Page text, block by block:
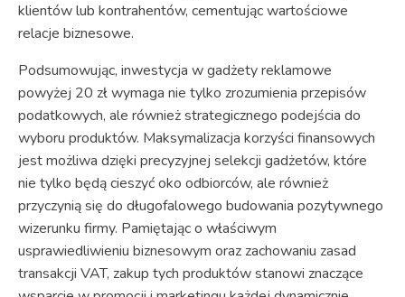
klientów lub kontrahentów, cementując wartościowe
relacje biznesowe.
Podsumowując, inwestycja w gadżety reklamowe
powyżej 20 zł wymaga nie tylko zrozumienia przepisów
podatkowych, ale również strategicznego podejścia do
wyboru produktów. Maksymalizacja korzyści finansowych
jest możliwa dzięki precyzyjnej selekcji gadżetów, które
nie tylko będą cieszyć oko odbiorców, ale również
przyczynią się do długofalowego budowania pozytywnego
wizerunku firmy. Pamiętając o właściwym
usprawiedliwieniu biznesowym oraz zachowaniu zasad
transakcji VAT, zakup tych produktów stanowi znaczące